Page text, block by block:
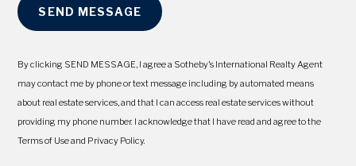
By clicking SEND MESSAGE, I agree a Sotheby's International Realty Agent
may contact me by phone or text message including by automated means
about real estate services, and that I can access real estate services without
providing my phone number. I acknowledge that I have read and agree to the
Terms of Use and Privacy Policy.